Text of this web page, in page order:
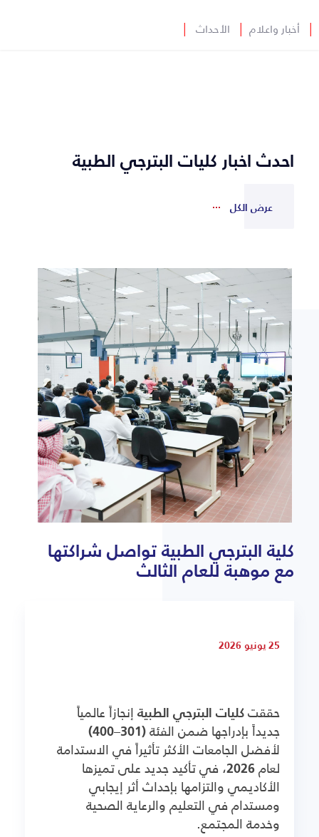
│ أخبار واعلام │ الأحداث │
احدث اخبار كليات البترجي الطبية
عرض الكل
كلية البترجي الطبية تواصل شراكتها
مع موهبة للعام الثالث
25 يونيو 2026
حققتكليات البترجي الطبيةإنجازاً عالمياً
جديداً بإدراجها ضمن الفئة(301–400)
لأفضل الجامعات الأكثر تأثيراً في الاستدامة
لعام2026، في تأكيد جديد على تميزها
الأكاديمي والتزامها بإحداث أثر إيجابي
ومستدام في التعليم والرعاية الصحية
وخدمة المجتمع.